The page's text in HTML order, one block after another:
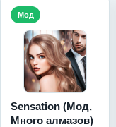
Sensation (Мод,
Много алмазов)
Мод